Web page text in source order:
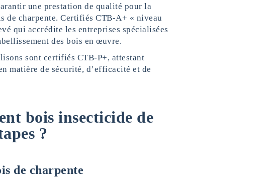
une prestation de qualité pour la
de charpente. Certifiés CTB-A+ « niveau
qui accrédite les entreprises spécialisées
des bois en œuvre.
sont certifiés CTB-P+, attestant
matière de sécurité, d’efficacité et de
bois insecticide de
?
de charpente